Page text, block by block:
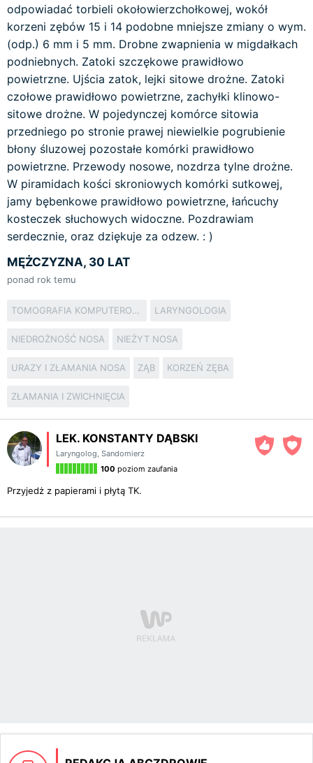
odpowiadać torbieli okołowierzchołkowej, wokół
korzeni zębów 15 i 14 podobne mniejsze zmiany o wym.
(odp.) 6 mm i 5 mm. Drobne zwapnienia w migdałkach
podniebnych. Zatoki szczękowe prawidłowo
powietrzne. Ujścia zatok, lejki sitowe drożne. Zatoki
czołowe prawidłowo powietrzne, zachyłki klinowo-
sitowe drożne. W pojedynczej komórce sitowia
przedniego po stronie prawej niewielkie pogrubienie
błony śluzowej pozostałe komórki prawidłowo
powietrzne. Przewody nosowe, nozdrza tylne drożne.
W piramidach kości skroniowych komórki sutkowej,
jamy bębenkowe prawidłowo powietrzne, łańcuchy
kosteczek słuchowych widoczne. Pozdrawiam
serdecznie, oraz dziękuje za odzew. : )
MĘŻCZYZNA, 30 LAT
ponad rok temu
TOMOGRAFIA KOMPUTEROWA LARYNGOLOGIA
NIEDROŻNOŚĆ NOSA NIEŻYT NOSA
URAZY I ZŁAMANIA NOSA ZĄB KORZEŃ ZĘBA
ZŁAMANIA I ZWICHNIĘCIA
LEK. KONSTANTY DĄBSKI
Laryngolog, Sandomierz
100 poziom zaufania
Przyjedż z papierami i płytą TK.